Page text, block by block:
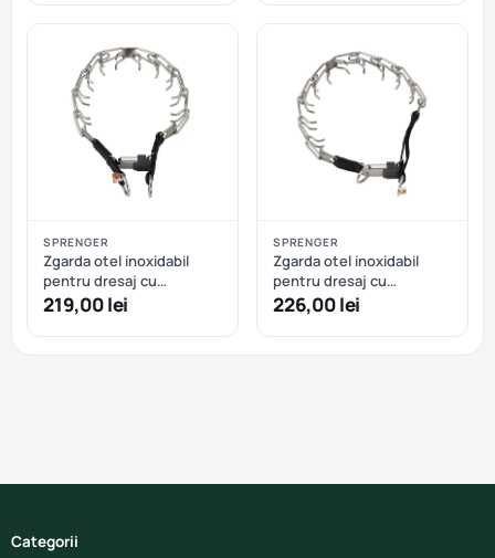
SPRENGER
Zgarda otel inoxidabil
pentru dresaj cu
catarama rapida Hermann
Sprenger - 52 cm - 52 cm
219,00 lei
SPRENGER
Zgarda otel inoxidabil
pentru dresaj cu
catarama rapida Hermann
Sprenger - 52 cm
226,00 lei
Categorii